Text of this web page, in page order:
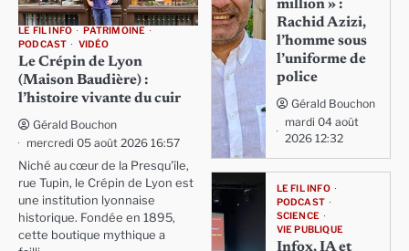
LE FIL INFO
PATRIMOINE
PODCAST
VIDÉO
Le Crépin de Lyon
(Maison Baudière) :
l’histoire vivante du cuir
Gérald Bouchon
mercredi 05 août 2026 16:57
Niché au cœur de la Presqu'île,
rue Tupin, le Crépin de Lyon est
une institution lyonnaise
historique. Fondée en 1895,
cette boutique mythique a
million » :
Rachid Azizi,
l’homme sous
l’uniforme de
police
Gérald Bouchon
mardi 04 août
2026 12:32
LE FIL INFO
PODCAST
SCIENCE
VIE PUBLIQUE
Infox, IA et